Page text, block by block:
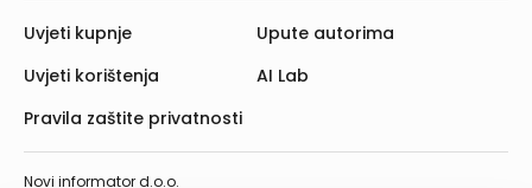
Novi informator d.o.o.
Uvjeti kupnje
Uvjeti korištenja
Pravila zaštite privatnosti
Upute autorima
AI Lab